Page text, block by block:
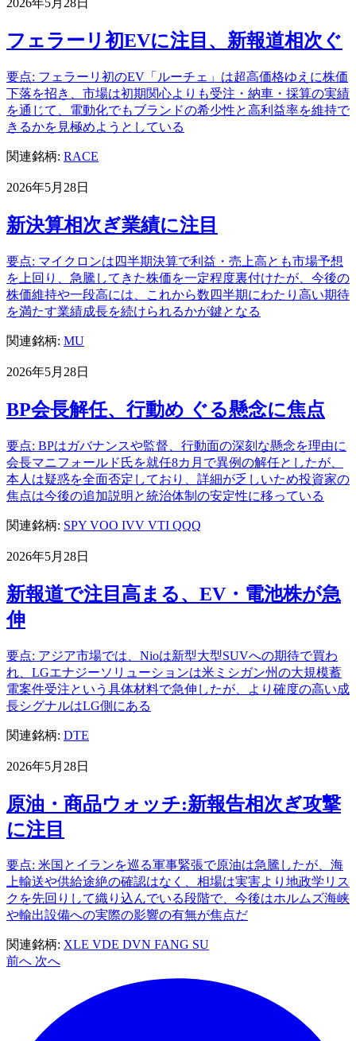
2026年5月28日
フェラーリ初EVに注目、新報道相次ぐ
要点: フェラーリ初のEV「ルーチェ」は超高価格ゆえに株価
下落を招き、市場は初期関心よりも受注・納車・採算の実績
を通じて、電動化でもブランドの希少性と高利益率を維持で
きるかを見極めようとしている
関連銘柄: RACE
2026年5月28日
新決算相次ぎ業績に注目
要点: マイクロンは四半期決算で利益・売上高とも市場予想
を上回り、急騰してきた株価を一定程度裏付けたが、今後の
株価維持や一段高には、これから数四半期にわたり高い期待
を満たす業績成長を続けられるかが鍵となる
関連銘柄: MU
2026年5月28日
BP会長解任、行動め ぐる懸念に焦点
要点: BPはガバナンスや監督、行動面の深刻な懸念を理由に
会長マニフォールド氏を就任8カ月で異例の解任としたが、
本人は疑惑を全面否定しており、詳細が乏しいため投資家の
焦点は今後の追加説明と統治体制の安定性に移っている
関連銘柄: SPY VOO IVV VTI QQQ
2026年5月28日
新報道で注目高まる、EV・電池株が急
伸
要点: アジア市場では、Nioは新型大型SUVへの期待で買わ
れ、LGエナジーソリューションは米ミシガン州の大規模蓄
電案件受注という具体材料で急伸したが、より確度の高い成
長シグナルはLG側にある
関連銘柄: DTE
2026年5月28日
原油・商品ウォッチ:新報告相次ぎ攻撃
に注目
要点: 米国とイランを巡る軍事緊張で原油は急騰したが、海
上輸送や供給途絶の確認はなく、相場は実害より地政学リス
クを先回りして織り込んでいる段階で、今後はホルムズ海峡
や輸出設備への実際の影響の有無が焦点だ
関連銘柄: XLE VDE DVN FANG SU
前へ 次へ